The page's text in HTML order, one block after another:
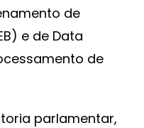
de
e de Data
de
parlamentar,